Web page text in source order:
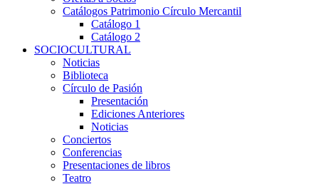
Catálogos Patrimonio Círculo Mercantil
Catálogo 1
Catálogo 2
SOCIOCULTURAL
Noticias
Biblioteca
Círculo de Pasión
Presentación
Ediciones Anteriores
Noticias
Conciertos
Conferencias
Presentaciones de libros
Teatro